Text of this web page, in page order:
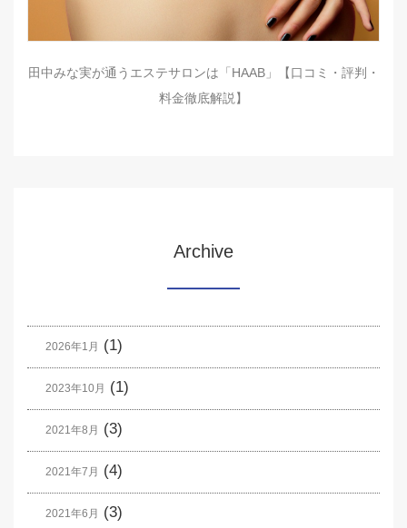
田中みな実が通うエステサロンは「HAAB」【口コミ・評判・
料金徹底解説】
Archive
2026年1月 (1)
2023年10月 (1)
2021年8月 (3)
2021年7月 (4)
2021年6月 (3)